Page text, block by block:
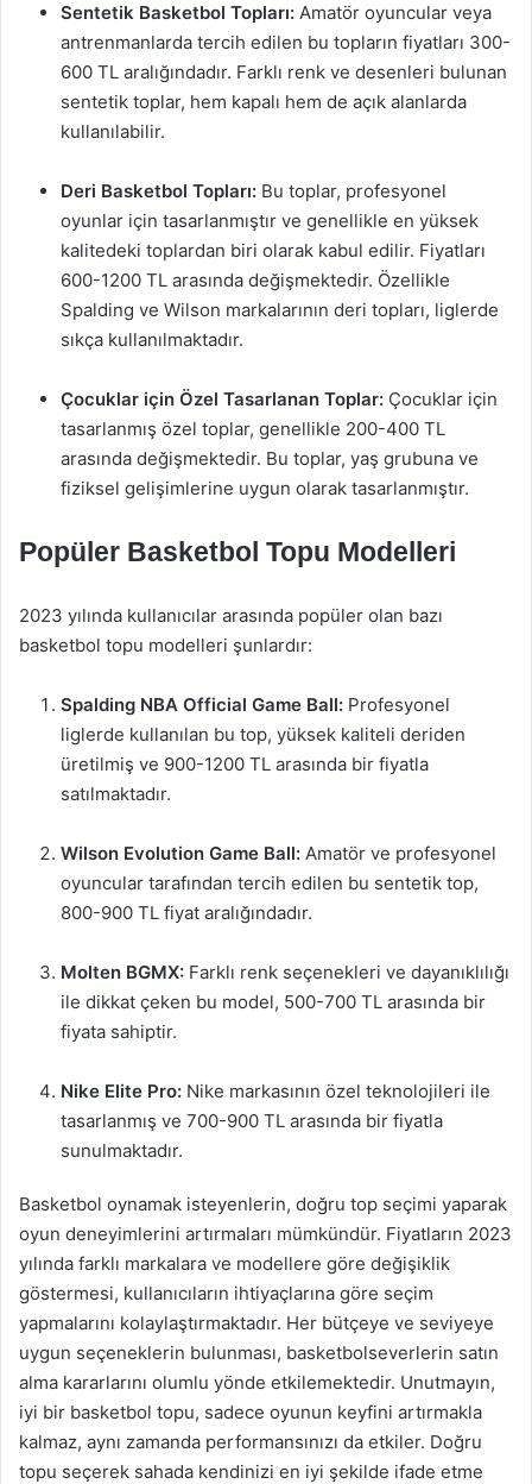
Sentetik Basketbol Topları: Amatör oyuncular veya
antrenmanlarda tercih edilen bu topların fiyatları 300-
600 TL aralığındadır. Farklı renk ve desenleri bulunan
sentetik toplar, hem kapalı hem de açık alanlarda
kullanılabilir.
Deri Basketbol Topları: Bu toplar, profesyonel
oyunlar için tasarlanmıştır ve genellikle en yüksek
kalitedeki toplardan biri olarak kabul edilir. Fiyatları
600-1200 TL arasında değişmektedir. Özellikle
Spalding ve Wilson markalarının deri topları, liglerde
sıkça kullanılmaktadır.
Çocuklar için Özel Tasarlanan Toplar: Çocuklar için
tasarlanmış özel toplar, genellikle 200-400 TL
arasında değişmektedir. Bu toplar, yaş grubuna ve
fiziksel gelişimlerine uygun olarak tasarlanmıştır.
Popüler Basketbol Topu Modelleri
2023 yılında kullanıcılar arasında popüler olan bazı
basketbol topu modelleri şunlardır:
Spalding NBA Official Game Ball: Profesyonel
liglerde kullanılan bu top, yüksek kaliteli deriden
üretilmiş ve 900-1200 TL arasında bir fiyatla
satılmaktadır.
Wilson Evolution Game Ball: Amatör ve profesyonel
oyuncular tarafından tercih edilen bu sentetik top,
800-900 TL fiyat aralığındadır.
Molten BGMX: Farklı renk seçenekleri ve dayanıklılığı
ile dikkat çeken bu model, 500-700 TL arasında bir
fiyata sahiptir.
Nike Elite Pro: Nike markasının özel teknolojileri ile
tasarlanmış ve 700-900 TL arasında bir fiyatla
sunulmaktadır.
Basketbol oynamak isteyenlerin, doğru top seçimi yaparak
oyun deneyimlerini artırmaları mümkündür. Fiyatların 2023
yılında farklı markalara ve modellere göre değişiklik
göstermesi, kullanıcıların ihtiyaçlarına göre seçim
yapmalarını kolaylaştırmaktadır. Her bütçeye ve seviyeye
uygun seçeneklerin bulunması, basketbolseverlerin satın
alma kararlarını olumlu yönde etkilemektedir. Unutmayın,
iyi bir basketbol topu, sadece oyunun keyfini artırmakla
kalmaz, aynı zamanda performansınızı da etkiler. Doğru
topu seçerek sahada kendinizi en iyi şekilde ifade etme